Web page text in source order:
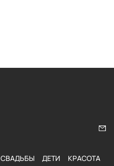
СВАДЬБЫ ДЕТИ КРАСОТА